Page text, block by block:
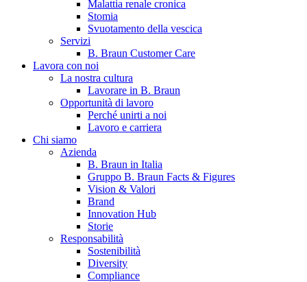
B. Braun in Italia
Scopri chi siamo ed entra nel mondo di B. Braun in Italia: 4
sedi, 4 aziende, più di 700 dipendenti e un Centro di
Eccellenza a livello globale.
Malattia renale cronica
Stomia
Svuotamento della vescica
Servizi
B. Braun Customer Care
Lavora con noi
La nostra cultura
Lavorare in B. Braun
Opportunità di lavoro
Perché unirti a noi
Lavoro e carriera
Chi siamo
Azienda
B. Braun in Italia
Gruppo B. Braun Facts & Figures
Vision & Valori
Brand
Innovation Hub
Storie
Responsabilità
Sostenibilità
Diversity
Compliance